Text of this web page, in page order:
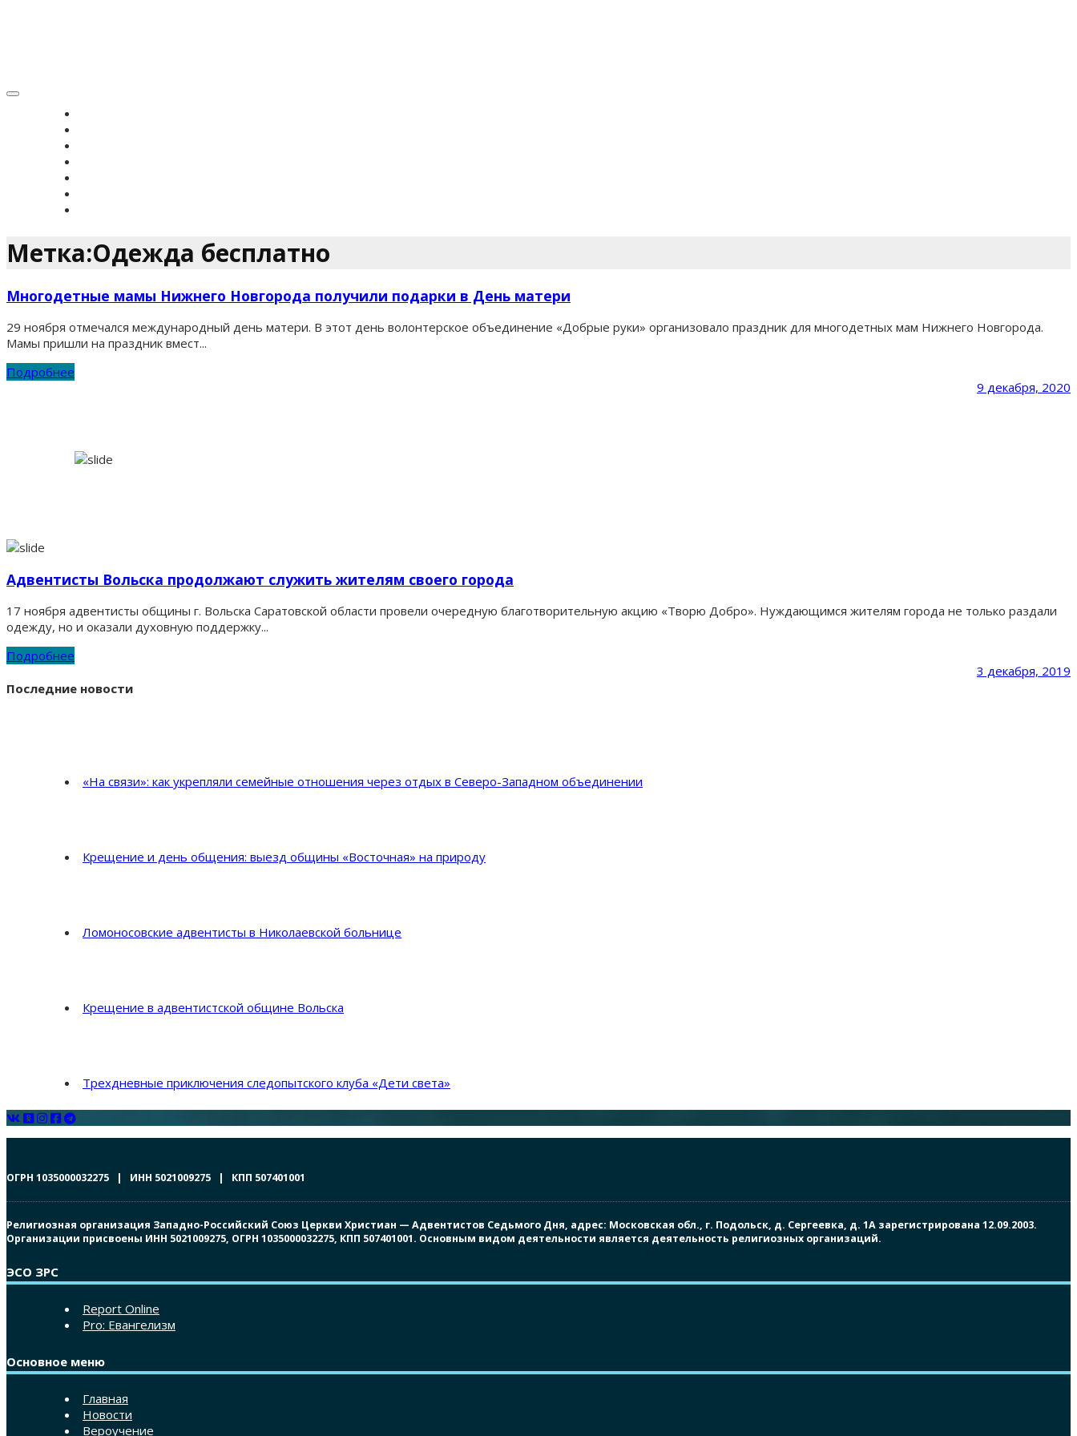
Toggle
Метка:Одежда бесплатно
Многодетные мамы Нижнего Новгорода получили подарки в День матери
29 ноября отмечался международный день матери. В этот день волонтерское объединение «Добрые руки» организовало праздник для многодетных мам Нижнего Новгорода.
Мамы пришли на праздник вмест...
Подробнее
9 декабря, 2020
Адвентисты Вольска продолжают служить жителям своего города
17 ноября адвентисты общины г. Вольска Саратовской области провели очередную благотворительную акцию «Творю Добро». Нуждающимся жителям города не только раздали
одежду, но и оказали духовную поддержку...
Подробнее
3 декабря, 2019
Последние новости
«На связи»: как укрепляли семейные отношения через отдых в Северо-Западном объединении
Крещение и день общения: выезд общины «Восточная» на природу
Ломоносовские адвентисты в Николаевской больнице
Крещение в адвентистской общине Вольска
Трехдневные приключения следопытского клуба «Дети света»
ОГРН 1035000032275 | ИНН 5021009275 | КПП 507401001
Религиозная организация Западно-Российский Союз Церкви Христиан — Адвентистов Седьмого Дня, адрес: Московская обл., г. Подольск, д. Сергеевка, д. 1А зарегистрирована 12.09.2003.
Организации присвоены ИНН 5021009275, ОГРН 1035000032275, КПП 507401001. Основным видом деятельности является деятельность религиозных организаций.
ЭСО ЗРС
Report Online
Pro: Евангелизм
Основное меню
Главная
Новости
Вероучение